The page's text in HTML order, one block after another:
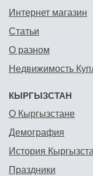
Интернет магазин
Статьи
О разном
Недвижимость
КЫРГЫЗСТАН
О Кыргызстане
Демография
История
Праздники